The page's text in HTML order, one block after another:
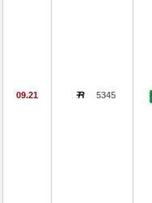
09.21 5345